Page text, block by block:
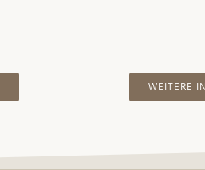
WEITERE